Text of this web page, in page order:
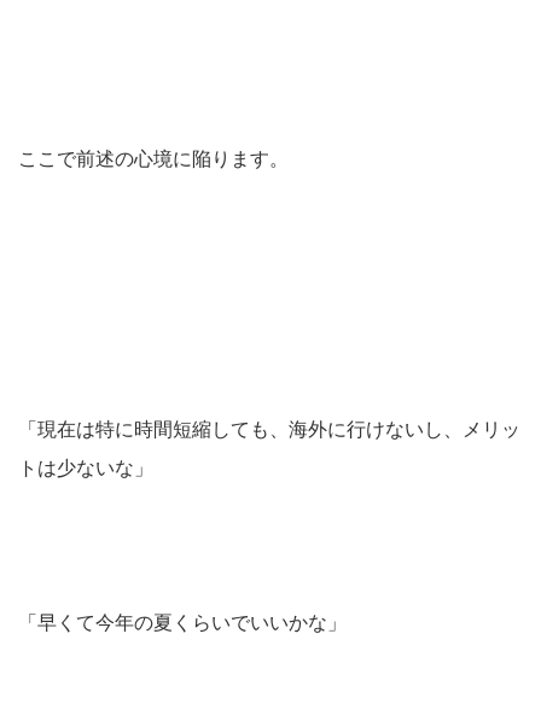
ここで前述の心境に陥ります。
「現在は特に時間短縮しても、海外に行けないし、メリッ
トは少ないな」
「早くて今年の夏くらいでいいかな」